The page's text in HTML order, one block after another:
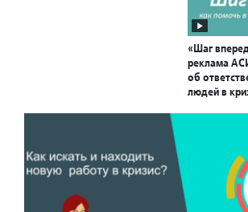
«Шаг
реклама
об
людей в